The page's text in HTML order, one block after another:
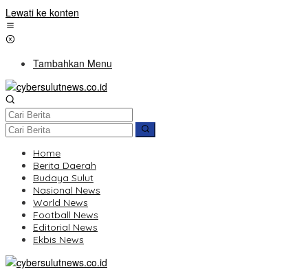
Lewati ke konten
Tambahkan Menu
Home
Berita Daerah
Budaya Sulut
Nasional News
World News
Football News
Editorial News
Ekbis News